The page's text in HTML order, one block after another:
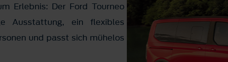
Erlebnis: Der Ford Tourneo
Ausstattung, ein flexibles
und passt sich mühelos